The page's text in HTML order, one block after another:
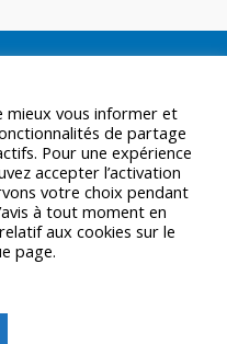
mieux vous informer et
de partage
Pour une expérience
accepter l’activation
votre choix pendant
à tout moment en
aux cookies sur le
page.